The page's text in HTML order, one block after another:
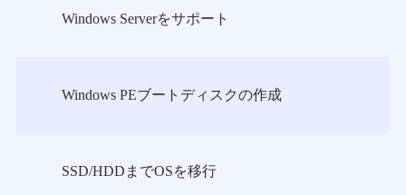
Windows Serverをサポート
Windows PEブートディスクの作成
SSD/HDDまでOSを移行